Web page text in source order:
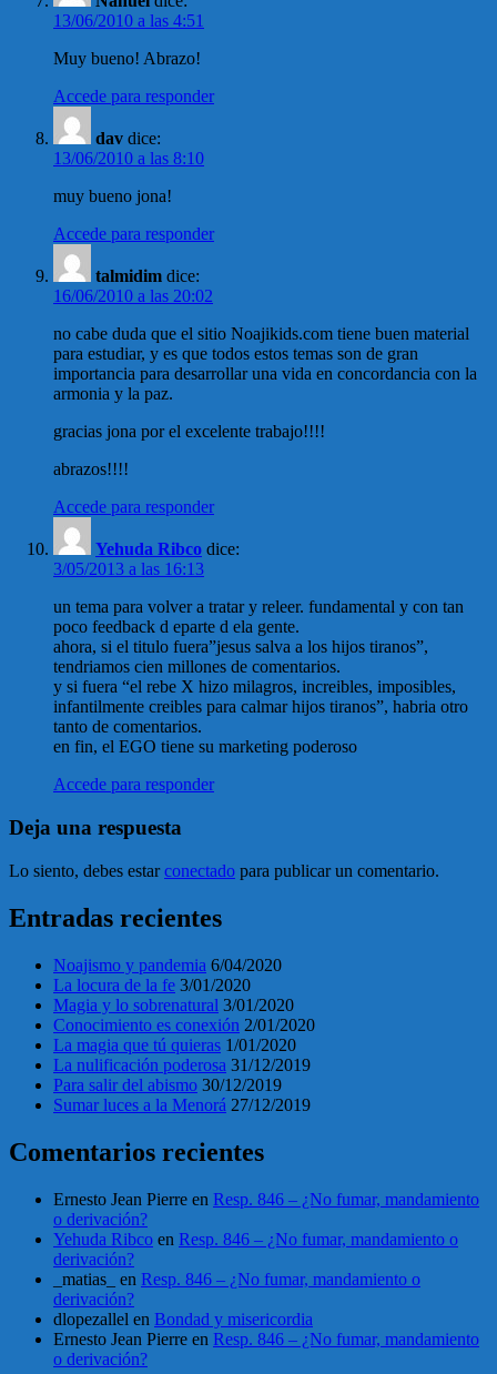
13/06/2010 a las 4:51
Muy bueno! Abrazo!
Accede para responder
dav dice:
13/06/2010 a las 8:10
muy bueno jona!
Accede para responder
talmidim dice:
16/06/2010 a las 20:02
no cabe duda que el sitio Noajikids.com tiene buen material
para estudiar, y es que todos estos temas son de gran
importancia para desarrollar una vida en concordancia con la
armonia y la paz.
gracias jona por el excelente trabajo!!!!
abrazos!!!!
Accede para responder
Yehuda Ribco dice:
3/05/2013 a las 16:13
un tema para volver a tratar y releer. fundamental y con tan
poco feedback d eparte d ela gente.
ahora, si el titulo fuera”jesus salva a los hijos tiranos”,
tendriamos cien millones de comentarios.
y si fuera “el rebe X hizo milagros, increibles, imposibles,
infantilmente creibles para calmar hijos tiranos”, habria otro
tanto de comentarios.
en fin, el EGO tiene su marketing poderoso
Accede para responder
Deja una respuesta
Lo siento, debes estarconectado para publicar un comentario.
Entradas recientes
Noajismo y pandemia 6/04/2020
La locura de la fe 3/01/2020
Magia y lo sobrenatural 3/01/2020
Conocimiento es conexión 2/01/2020
La magia que tú quieras 1/01/2020
La nulificación poderosa 31/12/2019
Para salir del abismo 30/12/2019
Sumar luces a la Menorá 27/12/2019
Comentarios recientes
Ernesto Jean Pierre en Resp. 846 – ¿No fumar, mandamiento
o derivación?
Yehuda Ribco en Resp. 846 – ¿No fumar, mandamiento o
derivación?
_matias_
en Resp. 846 – ¿No fumar, mandamiento o
derivación?
dlopezallel en Bondad y misericordia
Ernesto Jean Pierre en Resp. 846 – ¿No fumar, mandamiento
o derivación?